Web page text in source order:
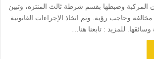
المركبة وضبطها بقسم شرطة ثالث المنتزه، وتبين
وحاجب رؤية. وتم اتخاذ الإجراءات القانونية
وسائقها. للمزيد : تابعنا هنا…